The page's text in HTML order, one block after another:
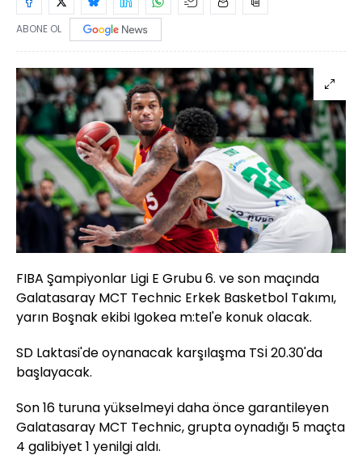
ABONE OL
FIBA Şampiyonlar Ligi E Grubu 6. ve son maçında
Galatasaray MCT Technic Erkek Basketbol Takımı,
yarın Boşnak ekibi Igokea m:tel'e konuk olacak.
SD Laktasi'de oynanacak karşılaşma TSİ 20.30'da
başlayacak.
Son 16 turuna yükselmeyi daha önce garantileyen
Galatasaray MCT Technic, grupta oynadığı 5 maçta
4 galibiyet 1 yenilgi aldı.